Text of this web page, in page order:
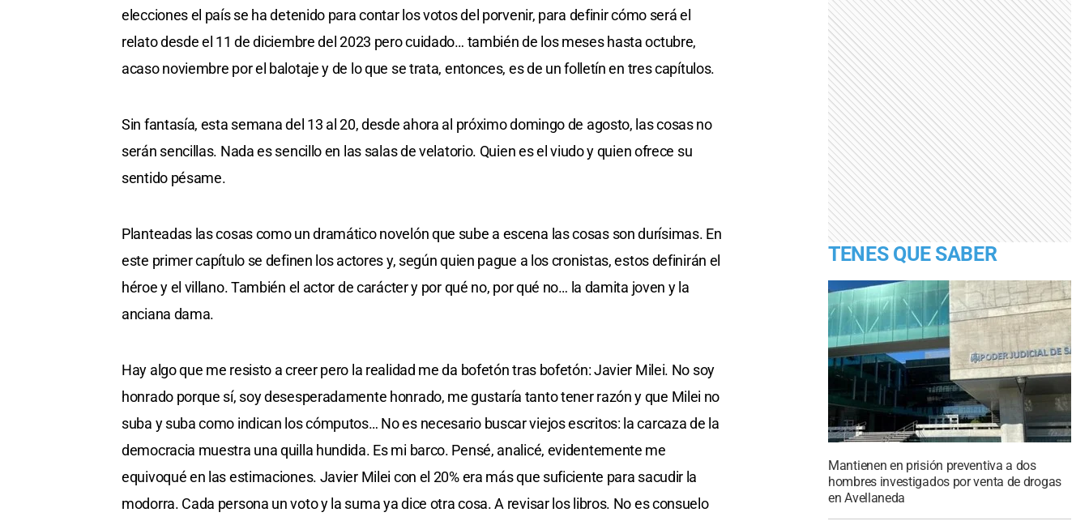
elecciones el país se ha detenido para contar los votos del porvenir, para definir cómo será el
relato desde el 11 de diciembre del 2023 pero cuidado… también de los meses hasta octubre,
acaso noviembre por el balotaje y de lo que se trata, entonces, es de un folletín en tres capítulos.
Sin fantasía, esta semana del 13 al 20, desde ahora al próximo domingo de agosto, las cosas no
serán sencillas. Nada es sencillo en las salas de velatorio. Quien es el viudo y quien ofrece su
sentido pésame.
Planteadas las cosas como un dramático novelón que sube a escena las cosas son durísimas. En
este primer capítulo se definen los actores y, según quien pague a los cronistas, estos definirán el
héroe y el villano. También el actor de carácter y por qué no, por qué no… la damita joven y la
anciana dama.
Hay algo que me resisto a creer pero la realidad me da bofetón tras bofetón: Javier Milei. No soy
honrado porque sí, soy desesperadamente honrado, me gustaría tanto tener razón y que Milei no
suba y suba como indican los cómputos… No es necesario buscar viejos escritos: la carcaza de la
democracia muestra una quilla hundida. Es mi barco. Pensé, analicé, evidentemente me
equivoqué en las estimaciones. Javier Milei con el 20% era más que suficiente para sacudir la
modorra. Cada persona un voto y la suma ya dice otra cosa. A revisar los libros. No es consuelo
TENES QUE SABER
Mantienen en prisión preventiva a dos
hombres investigados por venta de drogas
en Avellaneda